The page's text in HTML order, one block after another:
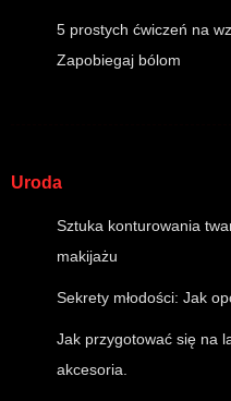
5 prostych ćwiczeń na
Zapobiegaj bólom
Uroda
Sztuka konturowania
makijażu
Sekrety młodości: Jak
Jak przygotować się na
akcesoria.